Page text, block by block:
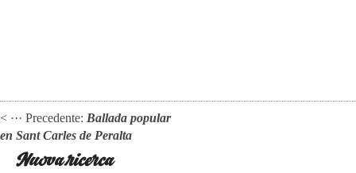
< ··· Precedente: Ballada popular
en Sant Carles de Peralta
Nuova ricerca